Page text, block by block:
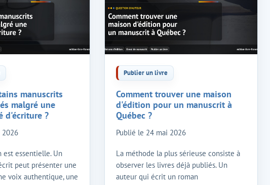
manuscrits
malgré une
d'écriture ?
2026
essentielle. Un
peut présenter une
voix authentique, une
Publier un livre
Comment trouver une maison
d'édition pour un manuscrit à
Québec ?
Publié le 24 mai 2026
La méthode la plus sérieuse consiste à
observer les livres déjà publiés. Un
auteur qui écrit un roman